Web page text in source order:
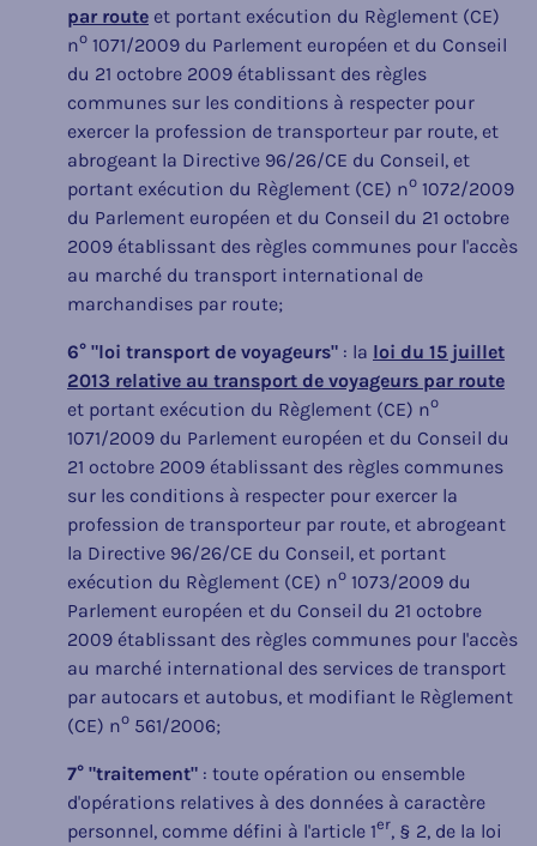
par route et portant exécution du Règlement (CE)
no 1071/2009 du Parlement européen et du Conseil
du 21 octobre 2009 établissant des règles
communes sur les conditions à respecter pour
exercer la profession de transporteur par route, et
abrogeant la Directive 96/26/CE du Conseil, et
portant exécution du Règlement (CE) no 1072/2009
du Parlement européen et du Conseil du 21 octobre
2009 établissant des règles communes pour l'accès
au marché du transport international de
marchandises par route;
6° "loi transport de voyageurs" : la loi du 15 juillet
2013 relative au transport de voyageurs par route
et portant exécution du Règlement (CE) no
1071/2009 du Parlement européen et du Conseil du
21 octobre 2009 établissant des règles communes
sur les conditions à respecter pour exercer la
profession de transporteur par route, et abrogeant
la Directive 96/26/CE du Conseil, et portant
exécution du Règlement (CE) no 1073/2009 du
Parlement européen et du Conseil du 21 octobre
2009 établissant des règles communes pour l'accès
au marché international des services de transport
par autocars et autobus, et modifiant le Règlement
(CE) no 561/2006;
7° "traitement" : toute opération ou ensemble
d'opérations relatives à des données à caractère
personnel, comme défini à l'article 1er, § 2, de la loi